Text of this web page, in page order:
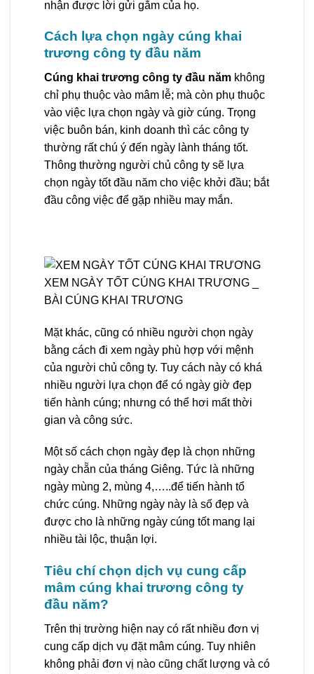
nhận được lời gửi gắm của họ.
Cách lựa chọn ngày cúng khai
trương công ty đầu năm
Cúng khai trương công ty đầu năm không
chỉ phụ thuộc vào mâm lễ; mà còn phụ thuộc
vào việc lựa chọn ngày và giờ cúng. Trọng
việc buôn bán, kinh doanh thì các công ty
thường rất chú ý đến ngày lành tháng tốt.
Thông thường người chủ công ty sẽ lựa
chọn ngày tốt đầu năm cho việc khởi đầu; bắt
đầu công việc để gặp nhiều may mắn.
XEM NGÀY TỐT CÚNG KHAI TRƯƠNG _
BÀI CÚNG KHAI TRƯƠNG
Mặt khác, cũng có nhiều người chọn ngày
bằng cách đi xem ngày phù hợp với mệnh
của người chủ công ty. Tuy cách này có khá
nhiều người lựa chọn để có ngày giờ đẹp
tiến hành cúng; nhưng có thể hơi mất thời
gian và công sức.
Một số cách chọn ngày đẹp là chọn những
ngày chẵn của tháng Giêng. Tức là những
ngày mùng 2, mùng 4,…..để tiến hành tổ
chức cúng. Những ngày này là số đẹp và
được cho là những ngày cúng tốt mang lại
nhiều tài lộc, thuận lợi.
Tiêu chí chọn dịch vụ cung cấp
mâm cúng khai trương công ty
đầu năm?
Trên thị trường hiện nay có rất nhiều đơn vị
cung cấp dịch vụ đặt mâm cúng. Tuy nhiên
không phải đơn vị nào cũng chất lượng và có